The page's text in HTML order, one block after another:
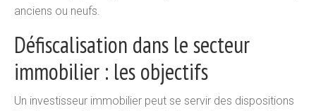
anciens ou neufs.
Défiscalisation dans le secteur
immobilier : les objectifs
Un investisseur immobilier peut se servir des dispositions